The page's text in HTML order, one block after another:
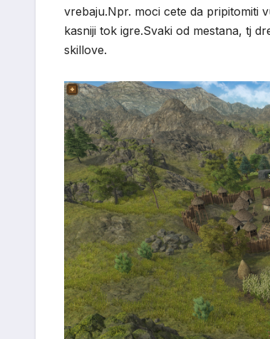
vrebaju.Npr. moci cete da pripitomiti
kasniji tok igre.Svaki od mestana, tj
skillove.